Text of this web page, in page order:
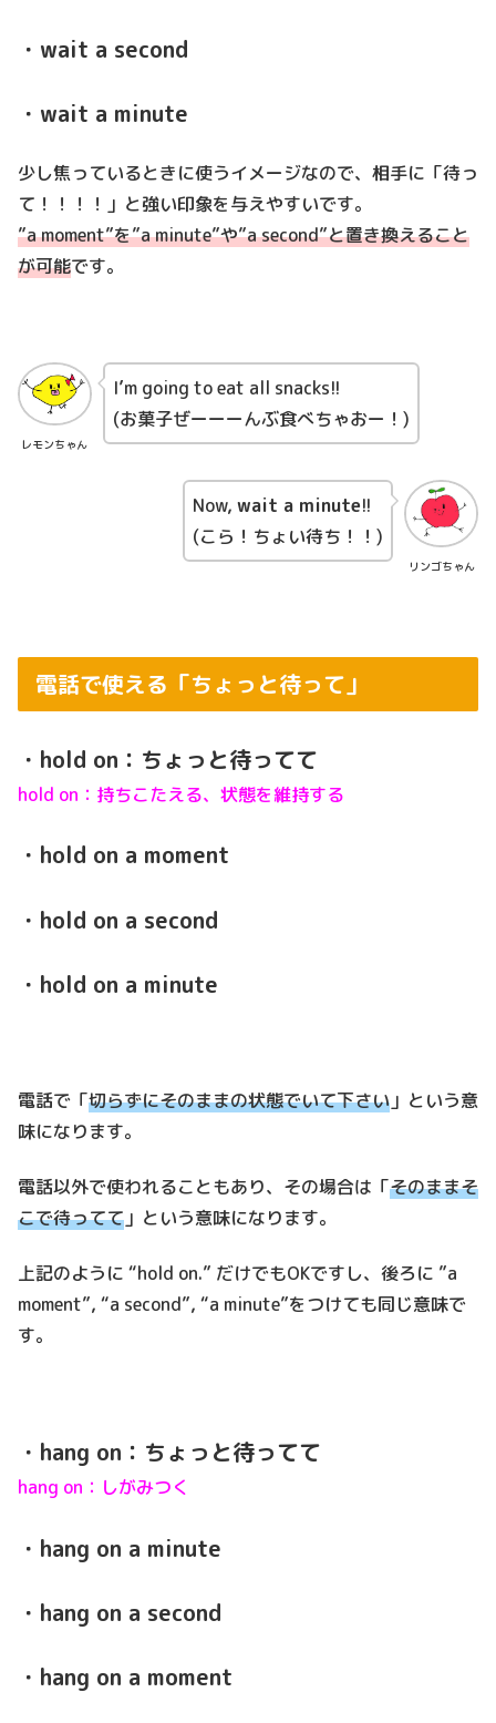
・wait a second
・wait a minute
少し焦っているときに使うイメージなので、相手に「待っ
て！！！！」と強い印象を与えやすいです。
”a moment”を”a minute”や”a second”と置き換えること
が可能です。
レモンちゃん
I’m going to eat all snacks!!
(お菓子ぜーーーんぶ食べちゃおー！)
リンゴちゃん
Now,wait a minute!!
(こら！ちょい待ち！！)
電話で使える「ちょっと待って」
・hold on：ちょっと待ってて
hold on：持ちこたえる、状態を維持する
・hold on a moment
・hold on a second
・hold on a minute
電話で「切らずにそのままの状態でいて下さい 」という意
味になります。
電話以外で使われることもあり、その場合は「そのままそ
こで待ってて 」という意味になります。
上記のように “hold on.” だけでもOKですし、後ろに ”a
moment”, “a second”, “a minute”をつけても同じ意味で
す。
・hang on：ちょっと待ってて
hang on：しがみつく
・hang on a minute
・hang on a second
・hang on a moment